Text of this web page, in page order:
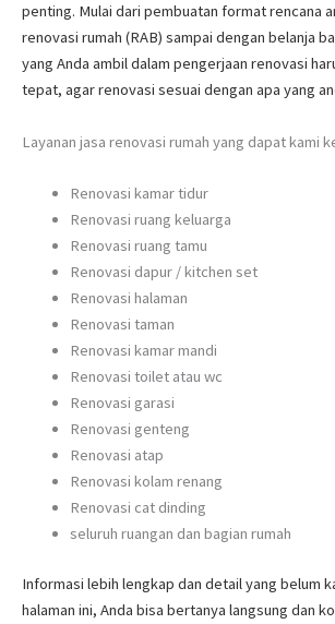
penting. Mulai dari pembuatan format rencana
renovasi rumah (RAB) sampai dengan belanja
yang Anda ambil dalam pengerjaan renovasi
tepat, agar renovasi sesuai dengan apa yang
Layanan jasa renovasi rumah yang dapat kami
Renovasi kamar tidur
Renovasi ruang keluarga
Renovasi ruang tamu
Renovasi dapur / kitchen set
Renovasi halaman
Renovasi taman
Renovasi kamar mandi
Renovasi toilet atau wc
Renovasi garasi
Renovasi genteng
Renovasi atap
Renovasi kolam renang
Renovasi cat dinding
seluruh ruangan dan bagian rumah
Informasi lebih lengkap dan detail yang belum
halaman ini, Anda bisa bertanya langsung dan